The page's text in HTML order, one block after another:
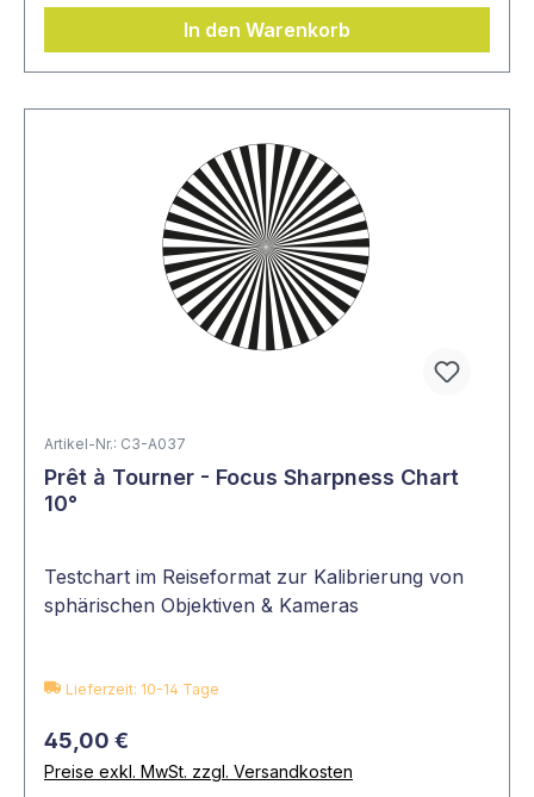
In den Warenkorb
Artikel-Nr.: C3-A037
Prêt à Tourner - Focus Sharpness Chart
10°
Testchart im Reiseformat zur Kalibrierung von
sphärischen Objektiven & Kameras
Lieferzeit: 10-14 Tage
45,00 €
Preise exkl. MwSt. zzgl. Versandkosten